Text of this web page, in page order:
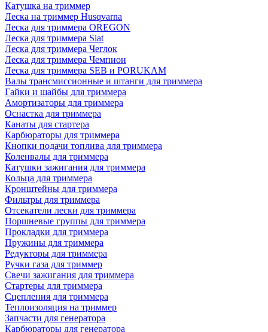
Катушка на триммер
Леска на триммер Husqvarna
Леска для триммера OREGON
Леска для триммера Siat
Леска для триммера Чеглок
Леска для триммера Чемпион
Леска для триммера SEB и PORUKAM
Валы трансмиссионные и штанги для триммера
Гайки и шайбы для триммера
Амортизаторы для триммера
Оснастка для триммера
Канаты для стартера
Карбюраторы для триммера
Кнопки подачи топлива для триммера
Коленвалы для триммера
Катушки зажигания для триммера
Кольца для триммера
Кронштейны для триммера
Фильтры для триммера
Отсекатели лески для триммера
Поршневые группы для триммера
Прокладки для триммера
Пружины для триммера
Редукторы для триммера
Ручки газа для триммер
Свечи зажигания для триммера
Стартеры для триммера
Сцепления для триммера
Теплоизоляция на триммер
Запчасти для генератора
Карбюраторы для генератора